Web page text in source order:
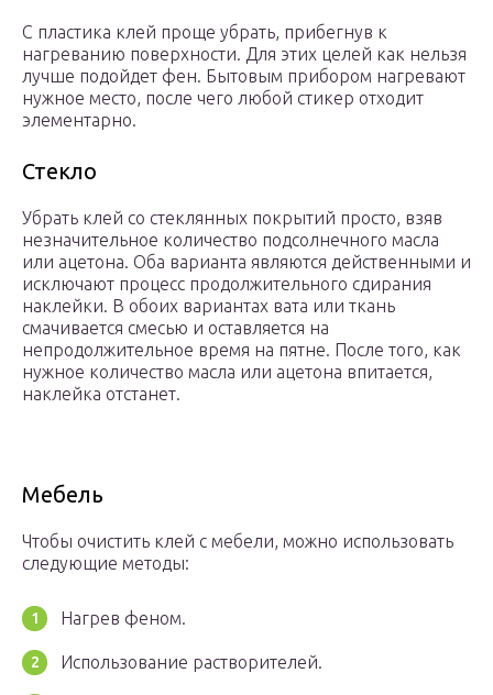
С пластика клей проще убрать, прибегнув к
нагреванию поверхности. Для этих целей как нельзя
лучше подойдет фен. Бытовым прибором нагревают
нужное место, после чего любой стикер отходит
элементарно.
Стекло
Убрать клей со стеклянных покрытий просто, взяв
незначительное количество подсолнечного масла
или ацетона. Оба варианта являются действенными и
исключают процесс продолжительного сдирания
наклейки. В обоих вариантах вата или ткань
смачивается смесью и оставляется на
непродолжительное время на пятне. После того, как
нужное количество масла или ацетона впитается,
наклейка отстанет.
Мебель
Чтобы очистить клей с мебели, можно использовать
следующие методы:
Нагрев феном.
Использование растворителей.